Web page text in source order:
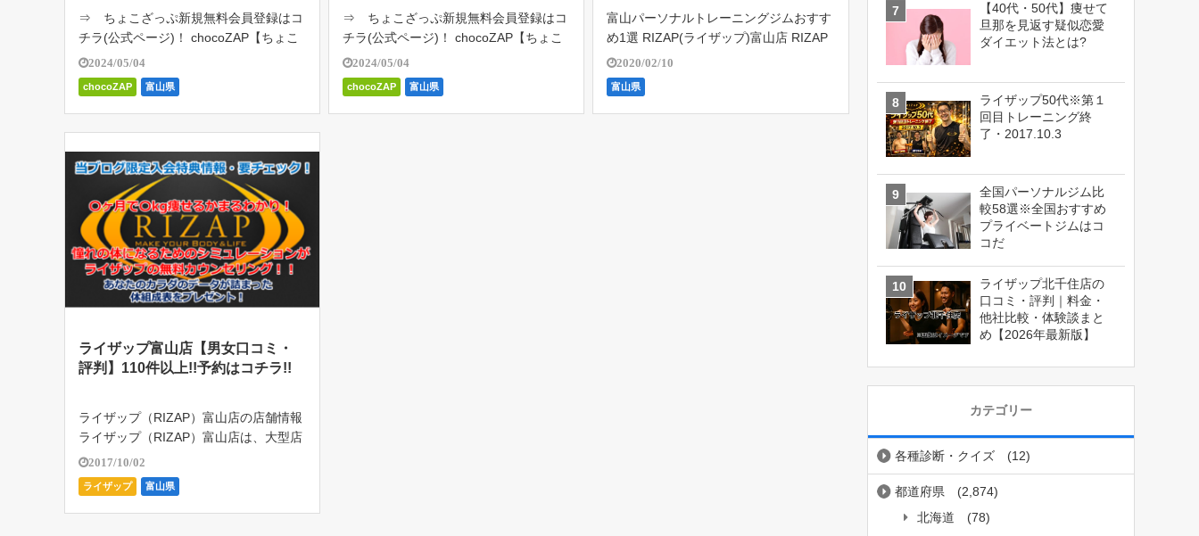
⇒ ちょこざっぷ新規無料会員登録はコ
チラ(公式ページ)！ chocoZAP【ちょこ
ざっぷ】富山西町は、RIZAP監修の24時
間ジム。月額2980円（税込み3278円）
で通い放題。初心者向けのジム。1日た
った5分の「ちょい […]
2024/05/04
chocoZAP 富山県
⇒ ちょこざっぷ新規無料会員登録はコ
チラ(公式ページ)！ chocoZAP【ちょこ
ざっぷ】富山五福は、RIZAP監修の24時
間ジム。月額2980円（税込み3278円）
で通い放題。初心者向けのジム。1日た
った5分の「ちょい […]
2024/05/04
chocoZAP 富山県
富山パーソナルトレーニングジムおすす
め1選 RIZAP(ライザップ)富山店 RIZAP
(ライザップ)は、完全個室のパーソナル
ジムとしては、国内広域に129店舗、海
外7店舗を保持する最大手。 2022年3月
現在17万人を超 […]
2020/02/10
富山県
ライザップ富山店【男女口コミ・
評判】110件以上!!予約はコチラ!!
ライザップ（RIZAP）富山店の店舗情報
ライザップ（RIZAP）富山店は、大型店
舗として富山県富山市に2017年3月オー
プン！ ライザップ（RIZAP）は30日間
全額返金保証制度があるので、2週間、3
週間たっても結果が […]
2017/10/02
ライザップ 富山県
【40代・50代】痩せて
旦那を見返す疑似恋愛
ダイエット法とは?
ライザップ50代※第１
回目トレーニング終
了・2017.10.3
全国パーソナルジム比
較58選※全国おすすめ
プライベートジムはコ
コだ
ライザップ北千住店の
口コミ・評判｜料金・
他社比較・体験談まと
め【2026年最新版】
カテゴリー
各種診断・クイズ (12)
都道府県
(2,874)
北海道
(78)